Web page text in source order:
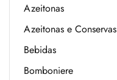
Azeitonas
Azeitonas e Conservas
Bebidas
Bomboniere